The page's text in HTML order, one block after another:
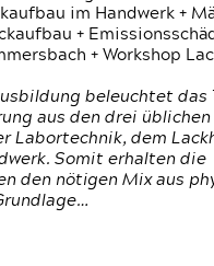
im Handwerk +
+
+ Workshop
beleuchtet das
aus den drei üblichen
Labortechnik, dem
Somit erhalten die
den nötigen Mix aus